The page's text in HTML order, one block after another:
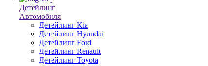
Детейлинг
Автомобиля
Детейлинг Kia
Детейлинг Hyundai
Детейлинг Ford
Детейлинг Renault
Детейлинг Toyota